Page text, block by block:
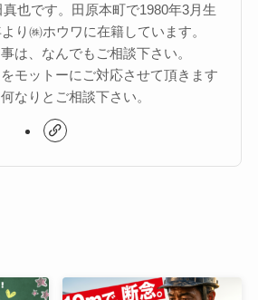
也です。田原本町で1980年3月生
り㈱ホウワに在籍しています。
は、なんでもご相談下さい。
モットーにご対応させて頂きます
なりとご相談下さい。